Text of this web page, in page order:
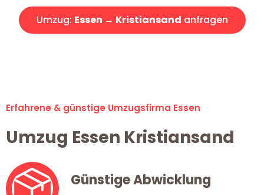
Umzug: Essen → Kristiansand anfragen
Erfahrene & günstige Umzugsfirma Essen
Umzug Essen Kristiansand
Günstige Abwicklung